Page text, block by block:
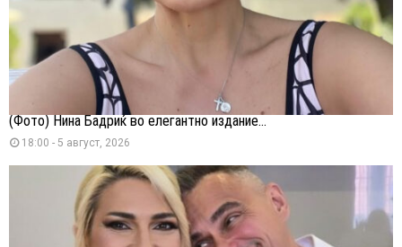
(Фото) Нина Бадриќ во елегантно издание...
18:00 - 5 август, 2026